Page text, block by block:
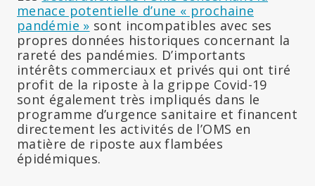
menace potentielle d’une « prochaine
pandémie » sont incompatibles avec ses
propres données historiques concernant la
rareté des pandémies. D’importants
intérêts commerciaux et privés qui ont tiré
profit de la riposte à la grippe Covid-19
sont également très impliqués dans le
programme d’urgence sanitaire et financent
directement les activités de l’OMS en
matière de riposte aux flambées
épidémiques.